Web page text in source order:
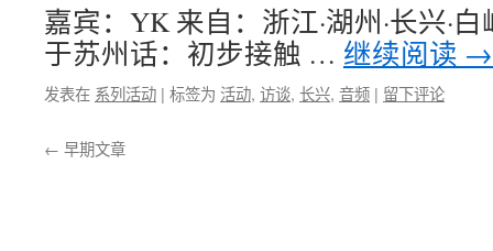
嘉宾：YK 来自：浙江·湖州·长兴·
于苏州话：初步接触 … 继续阅读 →
发表在 系列活动 | 标签为 活动, 访谈, 长兴, 音频 | 留下评论
← 早期文章